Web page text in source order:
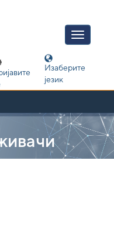
Изаберите
језик